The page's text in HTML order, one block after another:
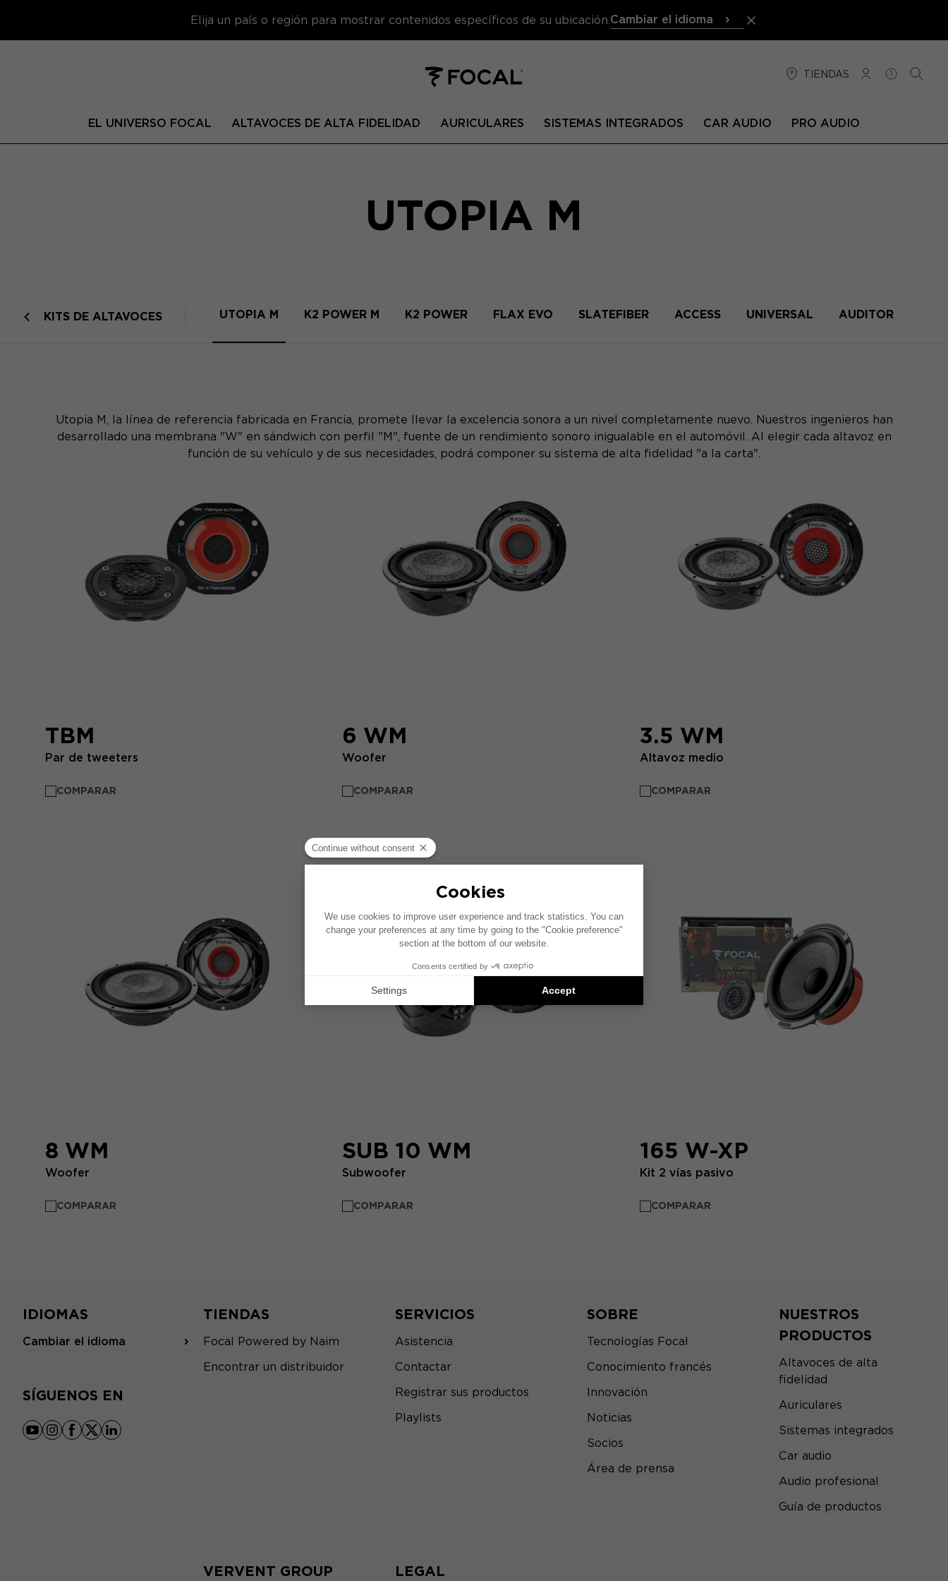
Elija un país o región para mostrar contenidos específicos de su ubicación. Cambiar el idioma
TIENDAS
CONEXIÓN
AYUDA
EL UNIVERSO FOCAL ALTAVOCES DE ALTA FIDELIDAD AURICULARES SISTEMAS INTEGRADOS CAR AUDIO PRO AUDIO
UTOPIA M
KITS DE ALTAVOCES UTOPIA M K2 POWER M K2 POWER FLAX EVO SLATEFIBER ACCESS UNIVERSAL AUDITOR
Utopia M, la línea de referencia fabricada en Francia, promete llevar la excelencia sonora a un nivel completamente nuevo. Nuestros ingenieros han
desarrollado una membrana "W" en sándwich con perfil "M", fuente de un rendimiento sonoro inigualable en el automóvil. Al elegir cada altavoz en
función de su vehículo y de sus necesidades, podrá componer su sistema de alta fidelidad "a la carta".
TBM
Par de tweeters
COMPARAR
6 WM
Woofer
COMPARAR
3.5 WM
Altavoz medio
COMPARAR
8 WM
Woofer
COMPARAR
SUB 10 WM
Subwoofer
COMPARAR
165 W-XP
Kit 2 vías pasivo
COMPARAR
IDIOMAS
Cambiar el idioma
SÍGUENOS EN
youtube
instagram
facebook
x linkedin
TIENDAS
Focal Powered by Naim
Encontrar un distribuidor
SERVICIOS
Asistencia
Contactar
Registrar sus productos
Playlists
SOBRE
Tecnologías Focal
Conocimiento francés
Innovación
Noticias
Socios
Área de prensa
NUESTROS
PRODUCTOS
Altavoces de alta
fidelidad
Auriculares
Sistemas integrados
Car audio
Audio profesional
Guía de productos
VERVENT GROUP LEGAL